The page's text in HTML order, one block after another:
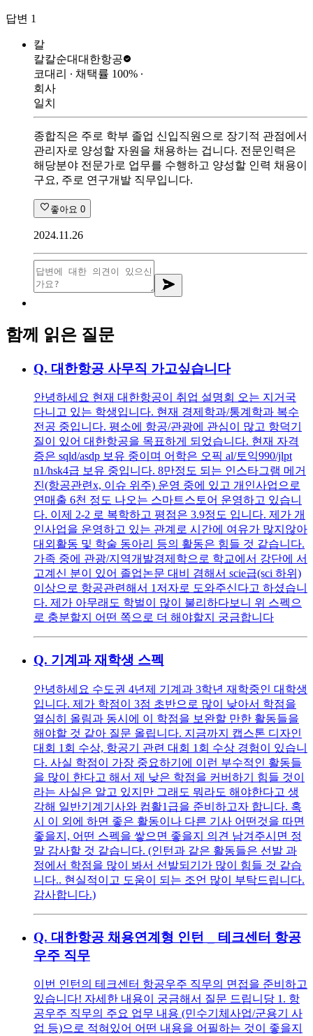
답변 1
칼
칼칼순대대한항공
코대리 ∙ 채택률 100% ∙
회사
일치
종합직은 주로 학부 졸업 신입직원으로 장기적 관점에서
관리자로 양성할 자원을 채용하는 겁니다. 전문인력은
해당분야 전문가로 업무를 수행하고 양성할 인력 채용이
구요, 주로 연구개발 직무입니다.
좋아요 0
2024.11.26
함께 읽은 질문
Q. 대한항공 사무직 가고싶습니다
안녕하세요 현재 대한항공이 취업 설명회 오는 지거국
다니고 있는 학생입니다. 현재 경제학과/통계학과 복수
전공 중입니다. 평소에 항공/관광에 관심이 많고 항덕기
질이 있어 대한항공을 목표하게 되었습니다. 현재 자격
증은 sqld/asdp 보유 중이며 어학은 오픽 al/토익990/jlpt
n1/hsk4급 보유 중입니다. 8만정도 되는 인스타그램 메거
진(항공관련x, 이슈 위주) 운영 중에 있고 개인사업으로
연매출 6천 정도 나오는 스마트스토어 운영하고 있습니
다. 이제 2-2 로 복학하고 평점은 3.9정도 입니다. 제가 개
인사업을 운영하고 있는 관계로 시간에 여유가 많지않아
대외활동 및 학술 동아리 등의 활동은 힘들 것 같습니다.
가족 중에 관광/지역개발경제학으로 학교에서 강단에 서
고계신 분이 있어 졸업논문 대비 겸해서 scie급(sci 하위)
이상으로 항공관련해서 1저자로 도와주신다고 하셨습니
다. 제가 아무래도 학벌이 많이 불리하다보니 위 스펙으
로 충분할지 어떤 쪽으로 더 해야할지 궁금합니다
Q. 기계과 재학생 스펙
안녕하세요 수도권 4년제 기계과 3학년 재학중인 대학생
입니다. 제가 학점이 3점 초반으로 많이 낮아서 학점을
열심히 올림과 동시에 이 학점을 보완할 만한 활동들을
해야할 것 같아 질문 올립니다. 지금까지 캡스톤 디자인
대회 1회 수상, 항공기 관련 대회 1회 수상 경험이 있습니
다. 사실 학점이 가장 중요하기에 이런 부수적인 활동들
을 많이 한다고 해서 제 낮은 학점을 커버하기 힘들 것이
라는 사실은 알고 있지만 그래도 뭐라도 해야한다고 생
각해 일반기계기사와 컴활1급을 준비하고자 합니다. 혹
시 이 외에 하면 좋은 활동이나 다른 기사 어떤것을 따면
좋을지, 어떤 스펙을 쌓으면 좋을지 의견 남겨주시면 정
말 감사할 것 같습니다. (인턴과 같은 활동들은 선발 과
정에서 학점을 많이 봐서 선발되기가 많이 힘들 것 같습
니다.. 현실적이고 도움이 되는 조언 많이 부탁드립니다.
감사합니다.)
Q. 대한항공 채용연계형 인턴 _ 테크센터 항공
우주 직무
이번 인턴의 테크센터 항공우주 직무의 면접을 준비하고
있습니다! 자세한 내용이 궁금해서 질문 드립니당 1. 항
공우주 직무의 주요 업무 내용 (민수기체사업/군용기 사
업 등)으로 적혀있어 어떤 내용을 어필하는 것이 좋을지